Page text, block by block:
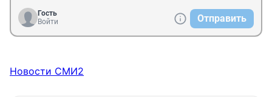
Гость
Войти
Отправить
Новости СМИ2